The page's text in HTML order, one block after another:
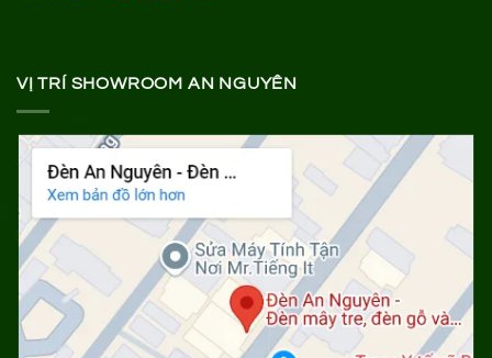
VỊ TRÍ SHOWROOM AN NGUYÊN